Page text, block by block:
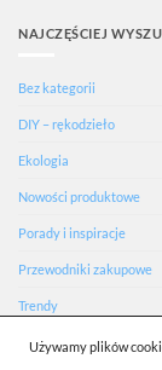
NAJCZĘŚCIEJ
Bez kategorii
DIY – rękodzieło
Ekologia
Nowości produktowe
Porady i inspiracje
Przewodniki zakupowe
Trendy
Używamy plików